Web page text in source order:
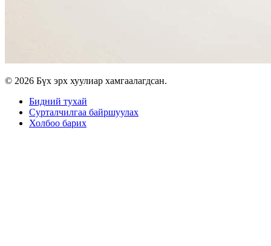
© 2026 Бүх эрх хуулиар хамгаалагдсан.
Бидний тухай
Сурталчилгаа байршуулах
Холбоо барих